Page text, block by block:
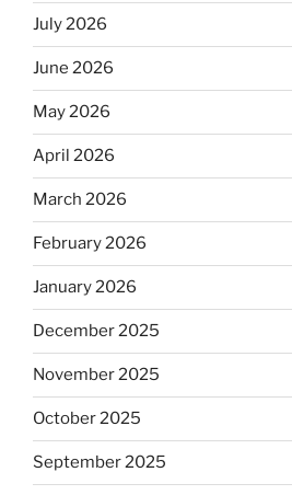
July 2026
June 2026
May 2026
April 2026
March 2026
February 2026
January 2026
December 2025
November 2025
October 2025
September 2025